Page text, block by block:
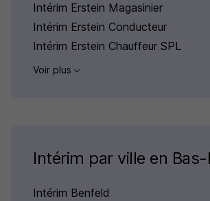
Intérim Erstein Magasinier
Intérim Erstein Conducteur
Intérim Erstein Chauffeur SPL
Voir plus
Intérim par ville en Bas-
Intérim Benfeld